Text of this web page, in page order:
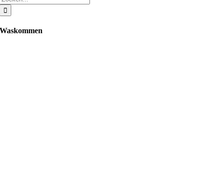
Waskommen